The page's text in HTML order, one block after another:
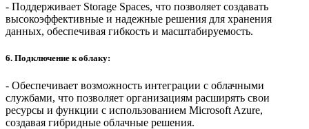
- Поддерживает Storage Spaces, что позволяет создавать
высокоэффективные и надежные решения для хранения
данных, обеспечивая гибкость и масштабируемость.
6. Подключение к облаку:
- Обеспечивает возможность интеграции с облачными
службами, что позволяет организациям расширять свои
ресурсы и функции с использованием Microsoft Azure,
создавая гибридные облачные решения.